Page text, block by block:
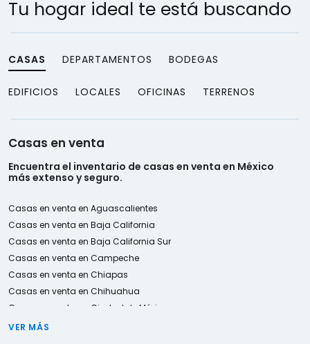
Tu hogar ideal te está buscando
CASAS DEPARTAMENTOS BODEGAS
EDIFICIOS LOCALES OFICINAS TERRENOS
Casas en venta
Encuentra el inventario de casas en venta en México
más extenso y seguro.
Casas en venta en Aguascalientes
Casas en venta en Baja California
Casas en venta en Baja California Sur
Casas en venta en Campeche
Casas en venta en Chiapas
Casas en venta en Chihuahua
Casas en venta en Ciudad de México
Casas en venta en Coahuila de Zaragoza
VER MÁS